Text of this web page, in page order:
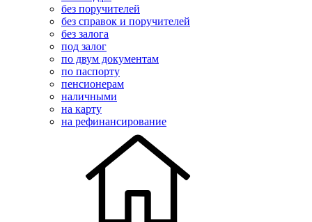
без поручителей
без справок и поручителей
без залога
под залог
по двум документам
по паспорту
пенсионерам
наличными
на карту
на рефинансирование